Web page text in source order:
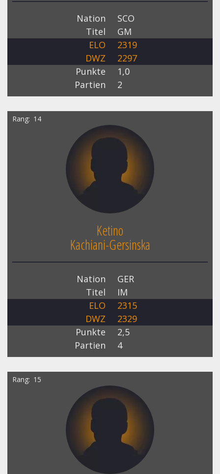
Nation
SCO
Titel
GM
ELO
2319
DWZ
2297
Punkte
1,0
Partien
2
Rang 14
Ketino
Kachiani-Gersinska
Nation
GER
Titel
IM
ELO
2315
DWZ
2329
Punkte
2,5
Partien
4
Rang 15